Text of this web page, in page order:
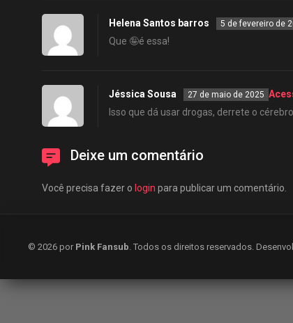
Helena Santos barros 5 de fevereiro de
Que 🤪é essa!
Jéssica Sousa 27 de maio de 2025
Isso que dá usar drogas, derrete o
Deixe um comentário
Você precisa fazer o login para publicar um comentário.
© 2026 por Pink Fansub. Todos os direitos reservados.